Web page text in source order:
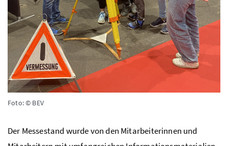
Foto: © BEV
Der Messestand wurde von den Mitarbeiterinnen und